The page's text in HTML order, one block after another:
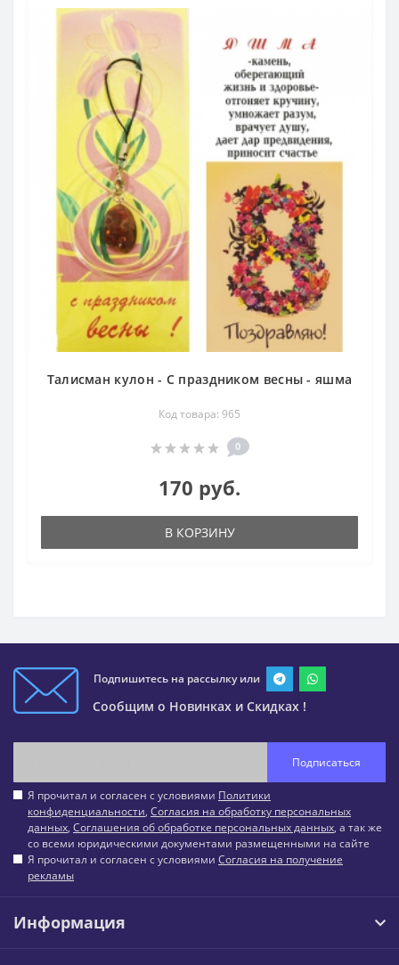
Талисман кулон - С праздником весны - яшма
Код товара: 965
0
170 руб.
В КОРЗИНУ
Подпишитесь на рассылку или
Сообщим о Новинках и Скидках !
Подписаться
Я прочитал и согласен с условиями Политики
конфиденциальности, Согласия на обработку персональных
данных, Соглашения об обработке персональных данных, а так же
со всеми юридическими документами размещенными на сайте
Я прочитал и согласен с условиями Согласия на получение
рекламы
Информация